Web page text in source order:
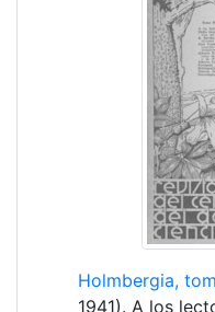
Holmbergia,
1941). A los